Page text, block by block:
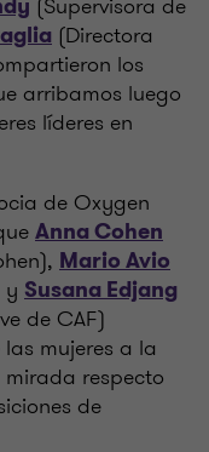
(Directora
los
arribamos luego
líderes en
de Oxygen
Anna Cohen
Mario Avio
y Susana Edjang
de CAF)
mujeres a la
respecto
de